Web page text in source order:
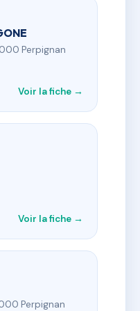
Perpignan
Voir la fiche →
Voir la fiche →
Perpignan